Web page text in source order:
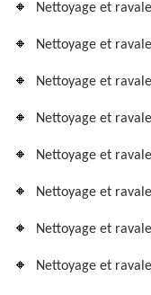
Nettoyage et
Nettoyage et
Nettoyage et
Nettoyage et
Nettoyage et
Nettoyage et
Nettoyage et
Nettoyage et